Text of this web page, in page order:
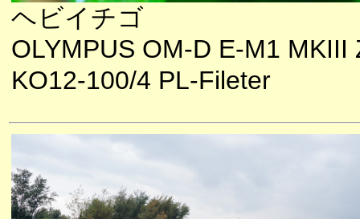
ヘビイチゴ
OLYMPUS OM-D E-M1 MKIII
KO12-100/4 PL-Fileter